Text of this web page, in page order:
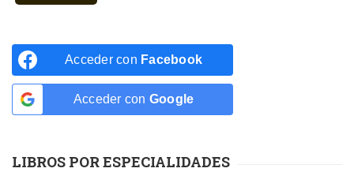
Acceder con Facebook
Acceder con Google
LIBROS POR ESPECIALIDADES